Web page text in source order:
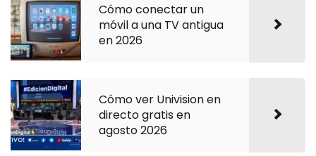
Cómo conectar un
móvil a una TV antigua
en 2026
Cómo ver Univision en
directo gratis en
agosto 2026